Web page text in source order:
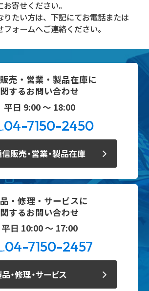
寄せください。
りたい方は、下記にてお電話または
ォームへご連絡ください。
売・営業・製品在庫に
関するお問い合わせ
平日 9:00 ～ 18:00
04-7150-2450
販売・営業・製品在庫
・修理・サービスに
関するお問い合わせ
平日 10:00 ～ 17:00
04-7150-2457
・修理・サービス